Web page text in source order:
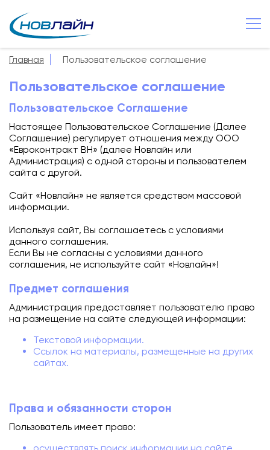
Великий Новгород
Сервисы
Услуги
Смотрёшка
Поддержка
Способы оплаты
Контакты
Подключиться
Акции
Личный кабинет
Главная Пользовательское соглашение
Пользовательское соглашение
Пользовательское Соглашение
Настоящее Пользовательское Соглашение (Далее
Соглашение) регулирует отношения между ООО
«Евроконтракт ВН» (далее Новлайн или
Администрация) с одной стороны и пользователем
сайта с другой.
Сайт «Новлайн» не является средством массовой
информации.
Используя сайт, Вы соглашаетесь с условиями
данного соглашения.
Если Вы не согласны с условиями данного
соглашения, не используйте сайт «Новлайн»!
Предмет соглашения
Администрация предоставляет пользователю право
на размещение на сайте следующей информации:
Текстовой информации.
Ссылок на материалы, размещенные на других
сайтах.
Права и обязанности сторон
Пользователь имеет право: